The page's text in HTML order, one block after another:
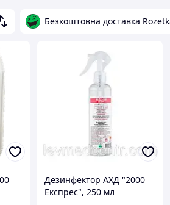
Безкоштовна доставка
Дезинфектор АХД "2000
Експрес", 250 мл